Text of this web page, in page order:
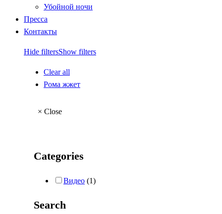
Убойной ночи
Пресса
Контакты
Hide filtersShow filters
Clear all
Рома жжет
× Close
Categories
Видео (1)
Search